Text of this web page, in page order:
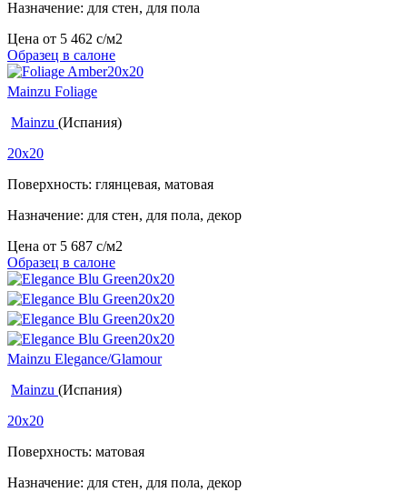
Назначение: для стен, для пола
Цена от 5 462 c/м2
Образец в салоне
Mainzu Foliage
Mainzu (Испания)
20x20
Поверхность: глянцевая, матовая
Назначение: для стен, для пола, декор
Цена от 5 687 c/м2
Образец в салоне
Mainzu Elegance/Glamour
Mainzu (Испания)
20x20
Поверхность: матовая
Назначение: для стен, для пола, декор